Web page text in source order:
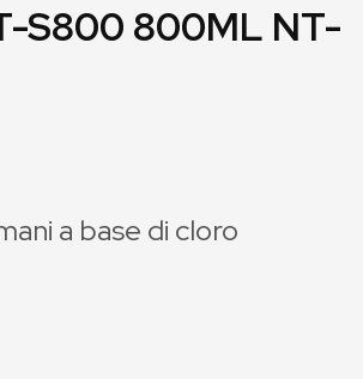
S800 800ML NT-
a base di cloro